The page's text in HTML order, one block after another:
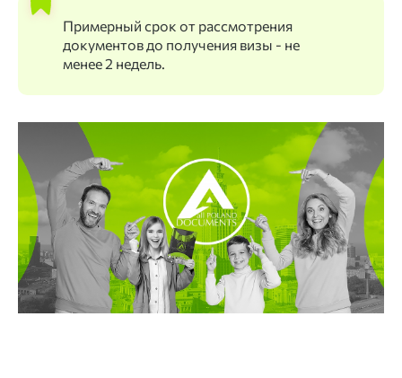
Примерный срок от рассмотрения
документов до получения визы - не
менее 2 недель.